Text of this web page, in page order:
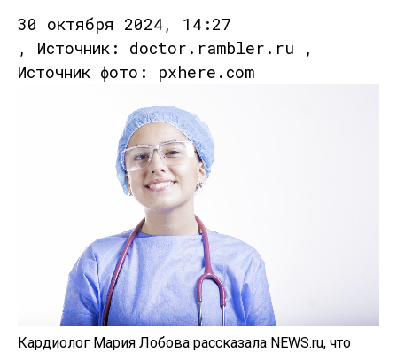
30 октября 2024, 14:27
, Источник: doctor.rambler.ru ,
Источник фото: pxhere.com
Кардиолог Мария Лобова рассказала NEWS.ru, что